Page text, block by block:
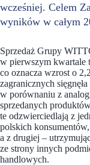
wcześniej. Celem
wyników w całym
Sprzedaż Grupy
w pierwszym kwartale
co oznacza wzrost o
zagranicznych
w porównaniu z
sprzedanych
te odzwierciedlają z
polskich
a z drugiej –
ze strony innych
handlowych.